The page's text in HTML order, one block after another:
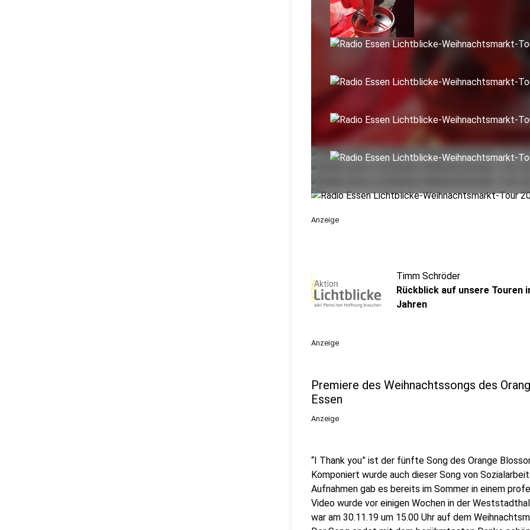
Anzeige
Timm Schröder
Rückblick auf unsere Touren
Jahren
Anzeige
Premiere des Weihnachtssongs des
Essen
Anzeige
“I Thank you” ist der fünfte Song des Orange
Komponiert wurde auch dieser Song von
Aufnahmen gab es bereits im Sommer in einem
Video wurde vor einigen Wochen in der
war am 30.11.19 um 15.00 Uhr auf dem